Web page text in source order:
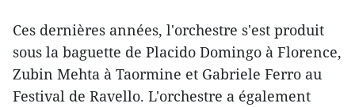
Ces dernières années, l'orchestre s'est produit
sous la baguette de Placido Domingo à Florence,
Zubin Mehta à Taormine et Gabriele Ferro au
Festival de Ravello. L'orchestre a également